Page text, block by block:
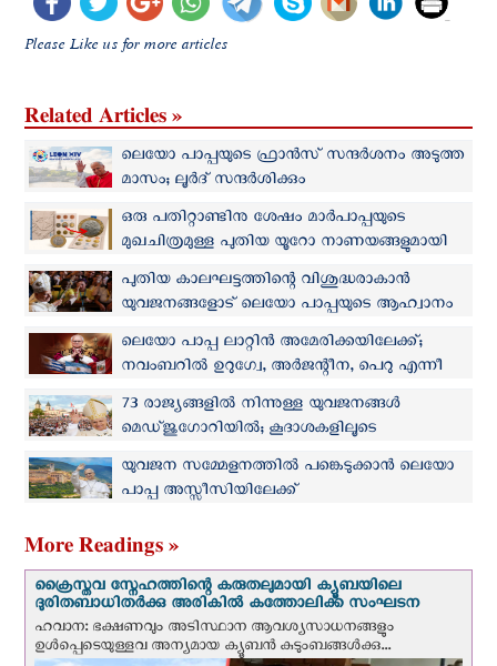
Please Like us for more articles
Related Articles »
ലെയോ പാപ്പയുടെ ഫ്രാന്‍സ് സന്ദര്‍ശനം അടുത്ത
മാസം; ലൂര്‍ദ് സന്ദര്‍ശിക്കും
ഒരു പതിറ്റാണ്ടിനു ശേഷം മാർപാപ്പയുടെ
മുഖചിത്രമുള്ള പുതിയ യൂറോ നാണയങ്ങളുമായി
വത്തിക്കാന്‍
പുതിയ കാലഘട്ടത്തിന്റെ വിശുദ്ധരാകാന്‍
യുവജനങ്ങളോട് ലെയോ പാപ്പയുടെ ആഹ്വാനം
ലെയോ പാപ്പ ലാറ്റിൻ അമേരിക്കയിലേക്ക്;
നവംബറില്‍ ഉറുഗ്വേ, അർജന്റീന, പെറു എന്നീ
രാജ്യങ്ങള്‍ സന്ദര്‍ശിക്കും
73 രാജ്യങ്ങളിൽ നിന്നുള്ള യുവജനങ്ങള്‍
മെഡ്‌ജുഗോറിയില്‍; കൂദാശകളിലൂടെ
ക്രിസ്തുവിലേക്ക് മടങ്ങുവാന്‍ പാപ്പയുടെ ആഹ്വാനം
യുവജന സമ്മേളനത്തില്‍ പങ്കെടുക്കാന്‍ ലെയോ
പാപ്പ അസ്സീസിയിലേക്ക്
More Readings »
ക്രൈസ്തവ സ്നേഹത്തിന്റെ കരുതലുമായി ക്യൂബയിലെ
ദുരിതബാധിതർക്കു അരികിൽ കത്തോലിക്ക സംഘടന
ഹവാന: ഭക്ഷണവും അടിസ്ഥാന ആവശ്യസാധനങ്ങളും
ഉള്‍പ്പെടെയുള്ളവ അന്യമായ ക്യൂബൻ കുടുംബങ്ങൾക്കു...